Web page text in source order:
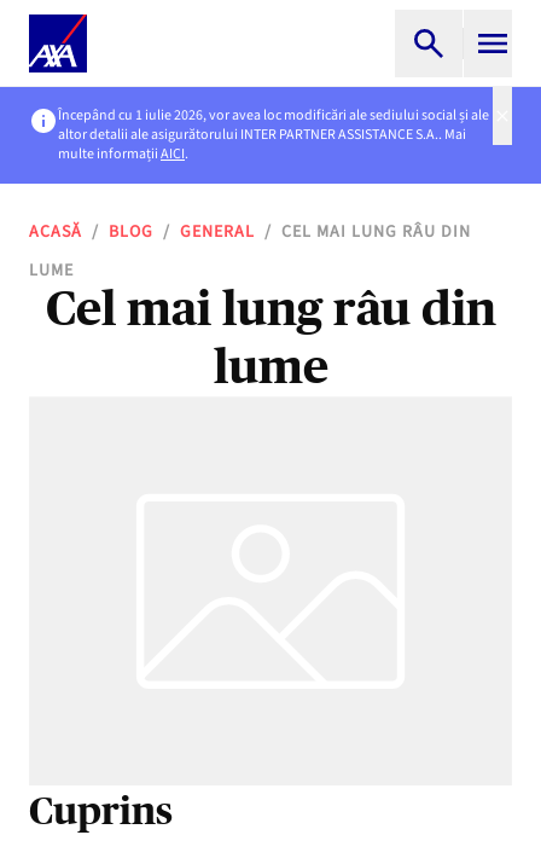
Începând cu 1 iulie 2026, vor avea loc modificări ale sediului social și ale
altor detalii ale asigurătorului INTER PARTNER ASSISTANCE S.A.. Mai
multe informațiiAICI.
ACASĂ / BLOG / GENERAL / CEL MAI LUNG RÂU DIN
LUME
Cel mai lung râu din
lume
Cuprins